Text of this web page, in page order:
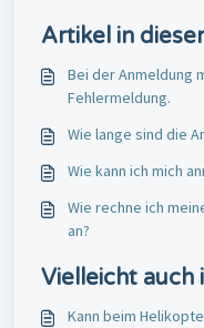
Artikel in
Bei der Anmeldung
Fehlermeldung.
Wie lange sind die
Wie kann ich mich
Wie rechne ich
an?
Vielleicht auch
Kann beim